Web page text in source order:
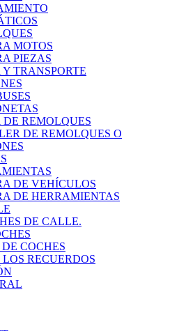
MOTOS
PIEZAS
TRANSPORTE
REMOLQUES
DE REMOLQUES O
DE VEHÍCULOS
DE HERRAMIENTAS
DE CALLE.
COCHES
RECUERDOS